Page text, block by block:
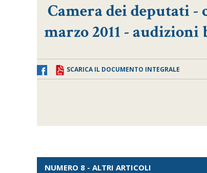
Camera dei deputati -
marzo 2011 -
SCARICA IL DOCUMENTO INTEGRALE
NUMERO 8 - ALTRI ARTICOLI